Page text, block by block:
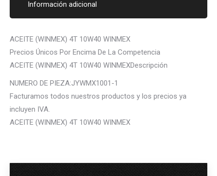
Información adicional
ACEITE (WINMEX) 4T 10W40 WINMEX
Precios Únicos Por Encima De La Competencia
ACEITE (WINMEX) 4T 10W40 WINMEXDescripción
NUMERO DE PIEZA:JYWMX1001-1
Facturamos todos nuestros productos y los precios ya
incluyen IVA.
ACEITE (WINMEX) 4T 10W40 WINMEX